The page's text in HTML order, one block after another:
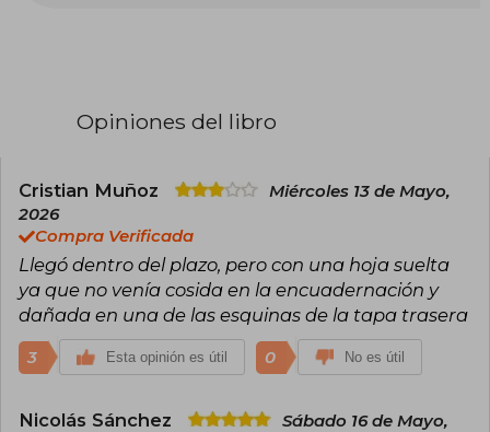
legado y le valió el Premio Cultural Tezuka
mundialmente por su narrativa compleja y
estética única, sigue siendo una referencia
imprescindible en el género del manga oscuro.
Opiniones del libro
Cristian Muñoz
Miércoles 13 de Mayo,
2026
Compra Verificada
Llegó dentro del plazo, pero con una hoja suelta
ya que no venía cosida en la encuadernación y
dañada en una de las esquinas de la tapa trasera
3 Esta opinión es útil 0 No es útil
Nicolás Sánchez
Sábado 16 de Mayo,